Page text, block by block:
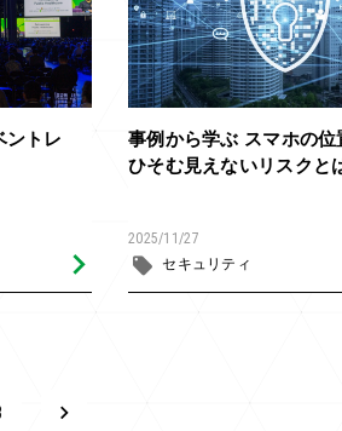
ントレ
事例から学ぶ スマホの位
ひそむ見えないリスクと
2025/11/27
セキュリティ
»
Next